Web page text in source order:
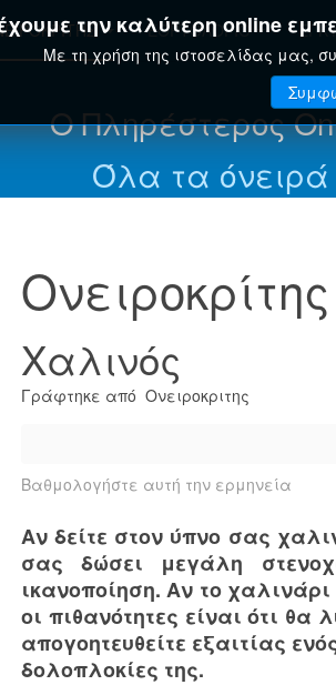
την καλύτερη online
Με τη χρήση της ιστοσελίδας μας,
ΕΟΡΤΟΛΌΓΙΟ
Ο Πληρέστερος
Όλα τα όνειρά
Χαλινός
Γράφτηκε από Ονειροκριτης
Βαθμολογήστε αυτή την ερμηνεία
Αν δείτε στον ύπνο σας
σας δώσει μεγάλη
ικανοποίηση. Αν το
οι πιθανότητες είναι ότι
απογοητευθείτε εξαιτίας
δολοπλοκίες της.